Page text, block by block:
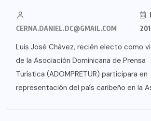
CERNA.DANIEL.DC@GMAIL.COM
Luis José Chávez, recién electo como
de la Asociación Dominicana de Prensa
Turística (ADOMPRETUR) participara en
representación del país caribeño en la